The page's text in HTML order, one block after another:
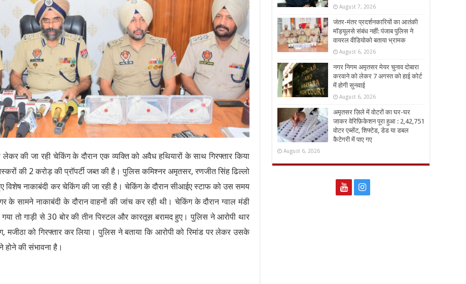
की जा रही चेकिंग के दौरान एक व्यक्ति को अवैध हथियारों के साथ गिरफ्तार किया
की 2 करोड़ की प्रॉपर्टी जब्त की है। पुलिस कमिश्नर अमृतसर, रणजीत सिंह ढिल्लो
नाकाबंदी कर चेकिंग की जा रही है। चेकिंग के दौरान सीआईए स्टाफ को उस समय
के सामने नाकाबंदी के दौरान वाहनों की जांच कर रही थी। चेकिंग के दौरान ग्वाल मंडी
तो गाड़ी से 30 बोर की तीन पिस्टल और कारतूस बरामद हुए। पुलिस ने आरोपी थार
मजीठा को गिरफ्तार कर लिया। पुलिस ने बताया कि आरोपी को रिमांड पर लेकर उसके
की संभावना है।
August 7, 2026
जंतर-मंतर प्रदर्शनकारियों का आतंकी
मॉड्यूलसे संबंध नहीं: पंजाब पुलिस ने
वायरल वीडियोको बताया भ्रामक
August 6, 2026
नगर निगम अमृतसर मेयर चुनाव दोबारा
करवाने को लेकर 7 अगस्त को हाई कोर्ट
में होगी सुनवाई
August 6, 2026
अमृतसर ज़िले में वोटरों का घर-घर
जाकर वेरिफ़िकेशन पूरा हुआ : 2,42,751
वोटर एब्सेंट, शिफ्टेड, डेड या डबल
कैटेगरी में पाए गए
August 6, 2026